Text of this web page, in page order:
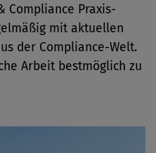
Compliance Praxis-
mit aktuellen
der Compliance-Welt.
Arbeit bestmöglich zu